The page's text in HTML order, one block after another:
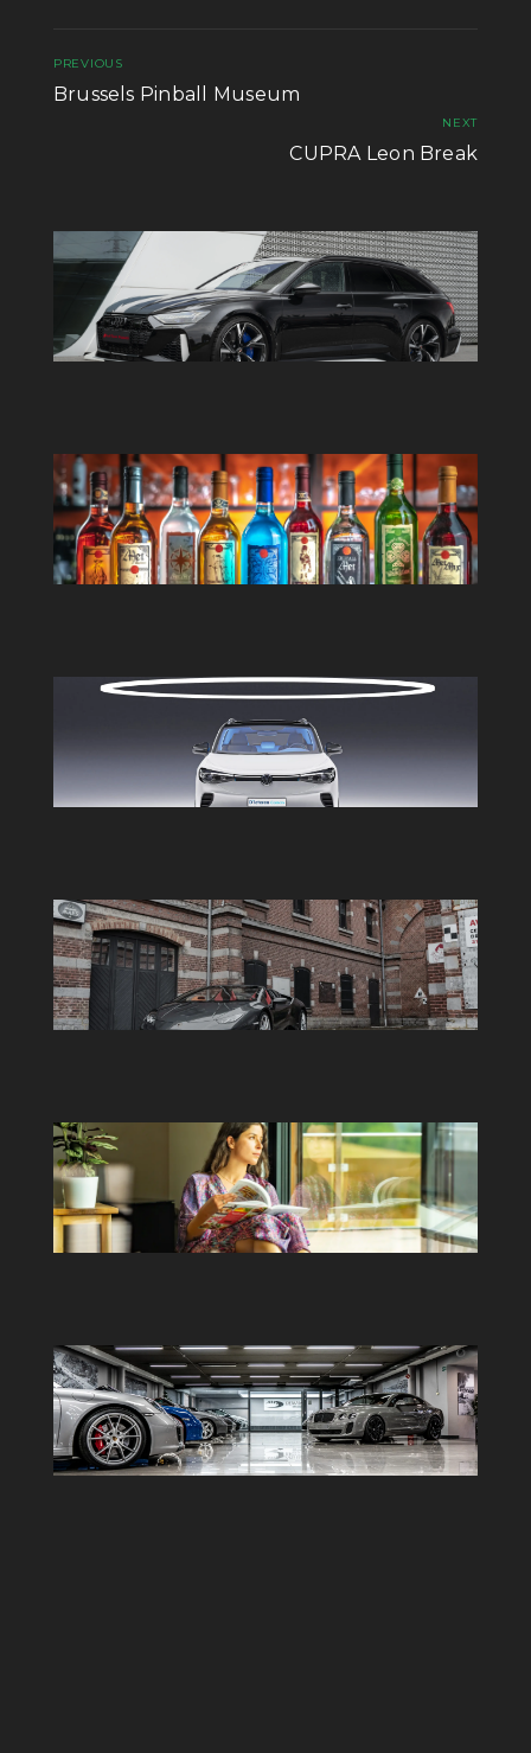
PREVIOUS
Brussels Pinball Museum
NEXT
CUPRA Leon Break